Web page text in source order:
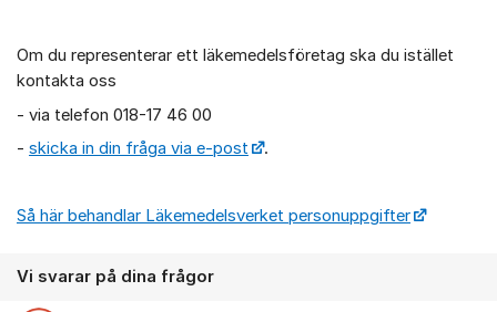
Om du representerar ett läkemedelsföretag ska du istället
kontakta oss
- via telefon 018-17 46 00
- skicka in din fråga via e-post .
Så här behandlar Läkemedelsverket personuppgifter
Vi svarar på dina frågor